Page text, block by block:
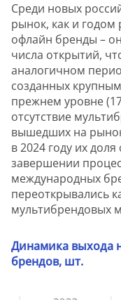
Среди новых
рынок, как и
офлайн бренды –
числа открытий,
аналогичном
созданных
прежнем уровне
отсутствие
вышедших на рынок
в 2024 году их
завершении
международных
переоткрывались
мультибрендовых
Динамика выхода
брендов, шт.